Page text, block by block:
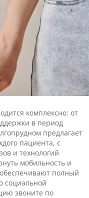
комплексно: от
в период
предлагает
пациента, с
и технологий
мобильность и
полный
социальной
звоните по